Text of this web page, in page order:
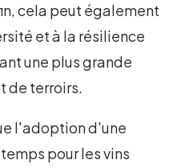
cela peut également
et à la résilience
une plus grande
de terroirs.
l'adoption d'une
pour les vins